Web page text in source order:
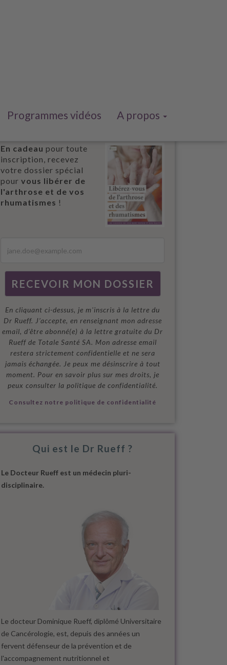
Programmes vidéos A propos
En cadeau pour toute
inscription, recevez
votre dossier spécial
pour vous libérer de
l'arthrose et de vos
rhumatismes !
En cliquant ci-dessus, je m'inscris à la lettre du
Dr Rueff. J’accepte, en renseignant mon adresse
email, d’être abonné(e) à la lettre gratuite du Dr
Rueff de Totale Santé SA. Mon adresse email
restera strictement confidentielle et ne sera
jamais échangée. Je peux me désinscrire à tout
moment. Pour en savoir plus sur mes droits, je
peux consulter la politique de confidentialité.
Consultez notre politique de confidentialité
Qui est le Dr Rueff ?
Le Docteur Rueff est un médecin pluri-
disciplinaire.
Le docteur Dominique Rueff, diplômé Universitaire
de Cancérologie, est, depuis des années un
fervent défenseur de la prévention et de
l'accompagnement nutritionnel et